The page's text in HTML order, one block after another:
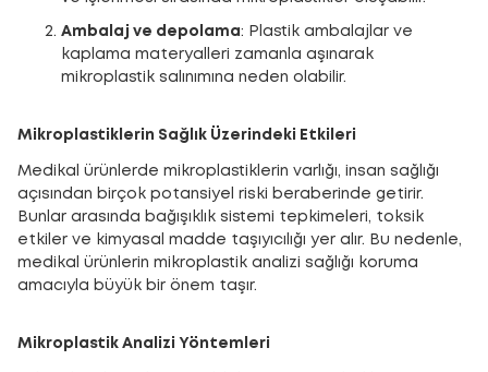
Ambalaj ve depolama: Plastik ambalajlar ve
kaplama materyalleri zamanla aşınarak
mikroplastik salınımına neden olabilir.
Mikroplastiklerin Sağlık Üzerindeki Etkileri
Medikal ürünlerde mikroplastiklerin varlığı, insan sağlığı
açısından birçok potansiyel riski beraberinde getirir.
Bunlar arasında bağışıklık sistemi tepkimeleri, toksik
etkiler ve kimyasal madde taşıyıcılığı yer alır. Bu nedenle,
medikal ürünlerin mikroplastik analizi sağlığı koruma
amacıyla büyük bir önem taşır.
Mikroplastik Analizi Yöntemleri